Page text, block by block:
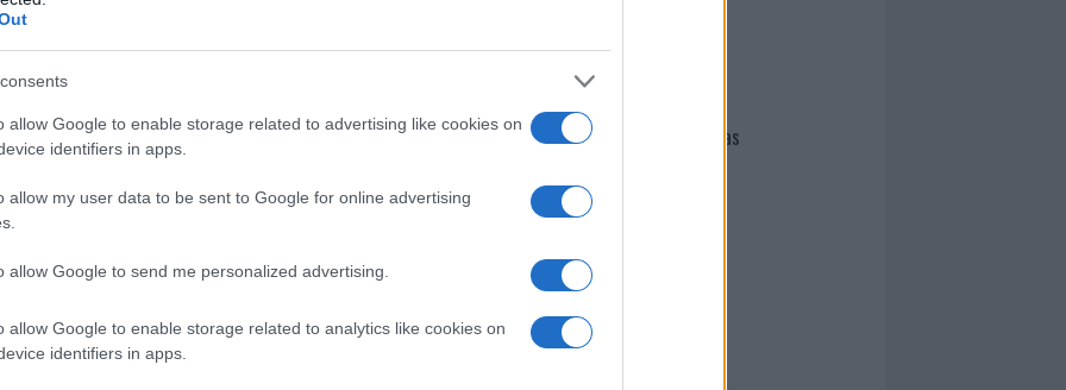
allow Google to enable storage related to advertising like cookies on
identifiers in apps.
allow my user data to be sent to Google for online advertising
allow Google to send me personalized advertising.
allow Google to enable storage related to analytics like cookies on
identifiers in apps.
cliccandoqui
nella sezioneLogindal menù del sito o
Giovannimaria Cabras